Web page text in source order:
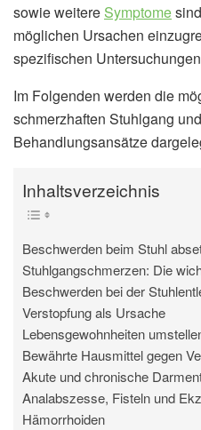
sowie weitere Symptome
möglichen Ursachen
spezifischen
Im Folgenden werden die
schmerzhaften Stuhlgang
Behandlungsansätze
Inhaltsverzeichnis
Beschwerden beim Stuhl
Stuhlgangschmerzen: Die
Beschwerden bei der
Verstopfung als Ursache
Lebensgewohnheiten
Bewährte Hausmittel gegen
Akute und chronische
Analabszesse, Fisteln und
Hämorrhoiden